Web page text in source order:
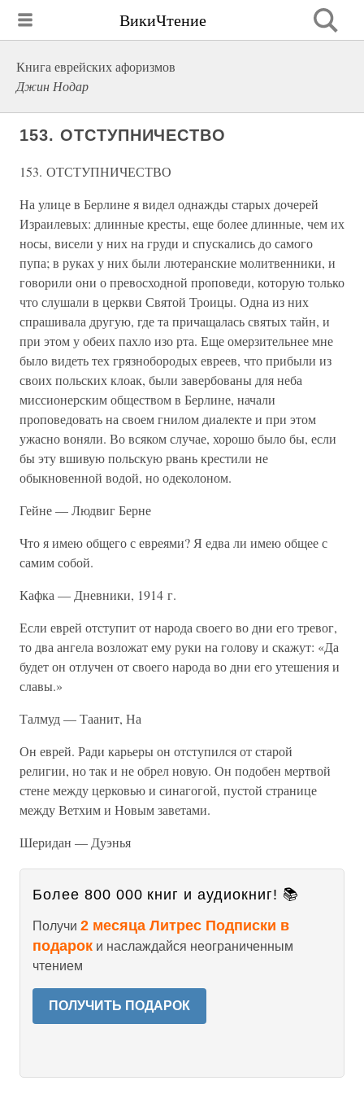
ВикиЧтение
Книга еврейских афоризмов
Джин Нодар
153. ОТСТУПНИЧЕСТВО
153. ОТСТУПНИЧЕСТВО
На улице в Берлине я видел однажды старых дочерей
Израилевых: длинные кресты, еще более длинные, чем их
носы, висели у них на груди и спускались до самого
пупа; в руках у них были лютеранские молитвенники, и
говорили они о превосходной проповеди, которую только
что слушали в церкви Святой Троицы. Одна из них
спрашивала другую, где та причащалась святых тайн, и
при этом у обеих пахло изо рта. Еще омерзительнее мне
было видеть тех грязнобородых евреев, что прибыли из
своих польских клоак, были завербованы для неба
миссионерским обществом в Берлине, начали
проповедовать на своем гнилом диалекте и при этом
ужасно воняли. Во всяком случае, хорошо было бы, если
бы эту вшивую польскую рвань крестили не
обыкновенной водой, но одеколоном.
Гейне — Людвиг Берне
Что я имею общего с евреями? Я едва ли имею общее с
самим собой.
Кафка — Дневники, 1914 г.
Если еврей отступит от народа своего во дни его тревог,
то два ангела возложат ему руки на голову и скажут: «Да
будет он отлучен от своего народа во дни его утешения и
славы.»
Талмуд — Таанит, На
Он еврей. Ради карьеры он отступился от старой
религии, но так и не обрел новую. Он подобен мертвой
стене между церковью и синагогой, пустой странице
между Ветхим и Новым заветами.
Шеридан — Дуэнья
Более 800 000 книг и аудиокниг! 📚
Получи 2 месяца Литрес Подписки в
подарок и наслаждайся неограниченным
чтением
ПОЛУЧИТЬ ПОДАРОК